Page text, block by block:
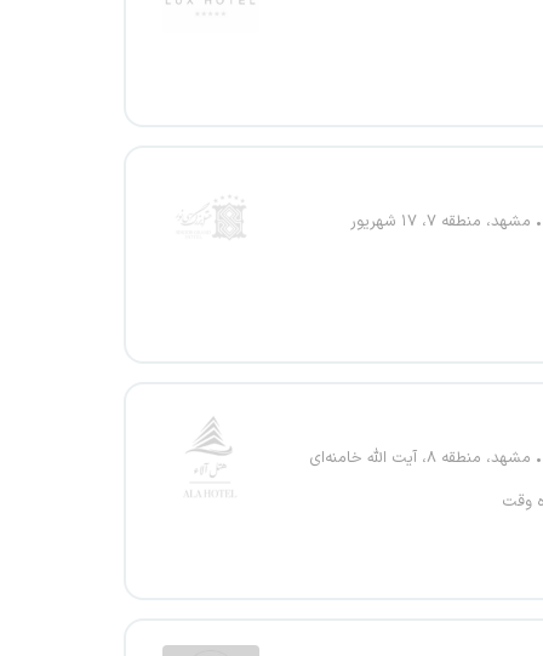
مشهد، منطقه ۷، ۱۷ شهریور
مشهد، منطقه ۸، آیت الله خامنه‌ای
وقت